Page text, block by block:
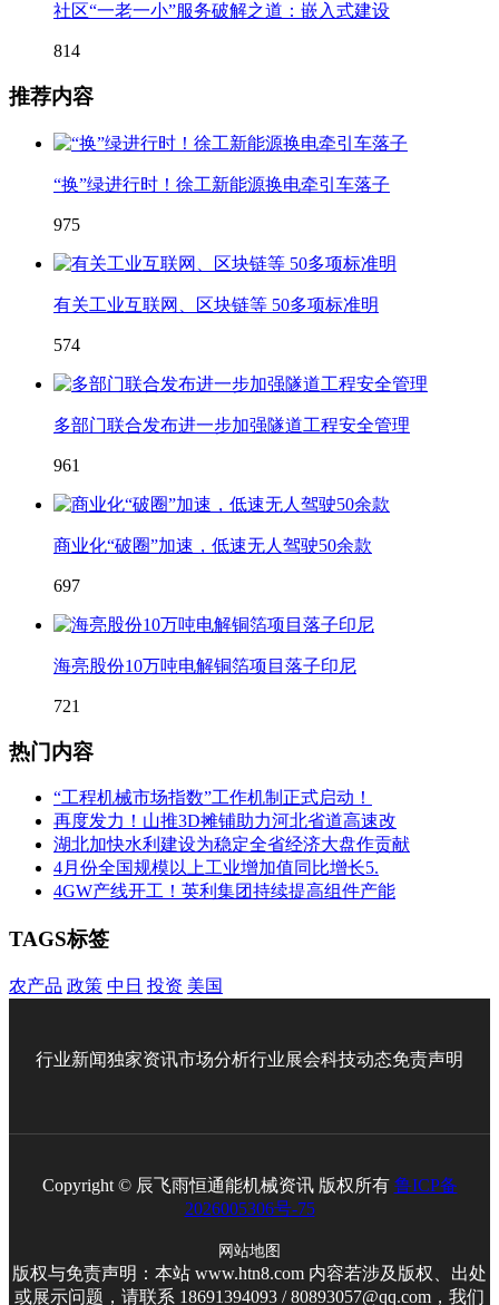
社区“一老一小”服务破解之道：嵌入式建设
814
推荐内容
“换”绿进行时！徐工新能源换电牵引车落子
975
有关工业互联网、区块链等 50多项标准明
574
多部门联合发布进一步加强隧道工程安全管理
961
商业化“破圈”加速，低速无人驾驶50余款
697
海亮股份10万吨电解铜箔项目落子印尼
721
热门内容
“工程机械市场指数”工作机制正式启动！
再度发力！山推3D摊铺助力河北省道高速改
湖北加快水利建设为稳定全省经济大盘作贡献
4月份全国规模以上工业增加值同比增长5.
4GW产线开工！英利集团持续提高组件产能
TAGS标签
农产品 政策 中日 投资 美国
行业新闻独家资讯市场分析行业展会科技动态免责声明
Copyright © 辰飞雨恒通能机械资讯 版权所有 鲁ICP备
2026005306号-75
网站地图
版权与免责声明：本站 www.htn8.com 内容若涉及版权、出处
或展示问题，请联系 18691394093 / 80893057@qq.com，我们